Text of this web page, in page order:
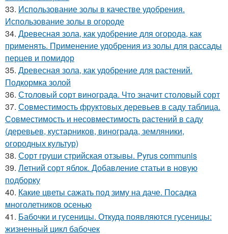
33. Использование золы в качестве удобрения.
Использование золы в огороде
34. Древесная зола, как удобрение для огорода, как
применять. Применение удобрения из золы для рассады
перцев и помидор
35. Древесная зола, как удобрение для растений.
Подкормка золой
36. Столовый сорт винограда. Что значит столовый сорт
37. Совместимость фруктовых деревьев в саду таблица.
Совместимость и несовместимость растений в саду
(деревьев, кустарников, винограда, земляники,
огородных культур)
38. Сорт груши стрийская отзывы. Pyrus communis
39. Летний сорт яблок. Добавление статьи в новую
подборку
40. Какие цветы сажать под зиму на даче. Посадка
многолетников осенью
41. Бабочки и гусеницы. Откуда появляются гусеницы:
жизненный цикл бабочек